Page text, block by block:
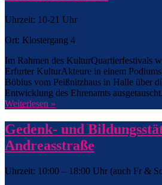
Uhrzeit: 10-21 Uhr
Ort: Klostergang 4
Im Rahmen des KulturQuartierfestivals
Erfurter KulturAkteure in einem
Böbius vom Peißnitzhaus in Halle über
Entwicklung des Ehrenamts
Weiterlesen »
Gedenk- und
Andreasstraße
Uhrzeit: 10:00 – 18:00 Uhr (auch Fr &